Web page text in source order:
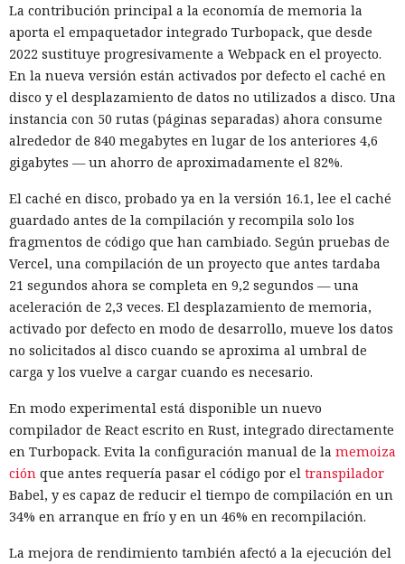
La contribución principal a la economía de memoria la
aporta el empaquetador integrado Turbopack, que desde
2022 sustituye progresivamente a Webpack en el proyecto.
En la nueva versión están activados por defecto el caché en
disco y el desplazamiento de datos no utilizados a disco. Una
instancia con 50 rutas (páginas separadas) ahora consume
alrededor de 840 megabytes en lugar de los anteriores 4,6
gigabytes — un ahorro de aproximadamente el 82%.
El caché en disco, probado ya en la versión 16.1, lee el caché
guardado antes de la compilación y recompila solo los
fragmentos de código que han cambiado. Según pruebas de
Vercel, una compilación de un proyecto que antes tardaba
21 segundos ahora se completa en 9,2 segundos — una
aceleración de 2,3 veces. El desplazamiento de memoria,
activado por defecto en modo de desarrollo, mueve los datos
no solicitados al disco cuando se aproxima al umbral de
carga y los vuelve a cargar cuando es necesario.
En modo experimental está disponible un nuevo
compilador de React escrito en Rust, integrado directamente
en Turbopack. Evita la configuración manual de la memoiza
ción que antes requería pasar el código por el transpilador
Babel, y es capaz de reducir el tiempo de compilación en un
34% en arranque en frío y en un 46% en recompilación.
La mejora de rendimiento también afectó a la ejecución del